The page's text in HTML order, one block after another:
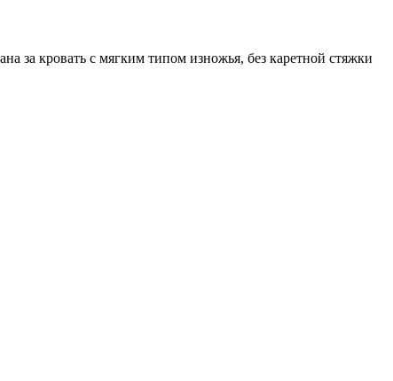
за кровать с мягким типом изножья, без каретной стяжки